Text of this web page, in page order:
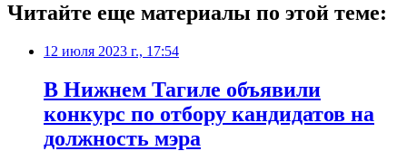
Читайте еще материалы по этой теме:
12 июля 2023 г., 17:54
В Нижнем Тагиле объявили
конкурс по отбору кандидатов на
должность мэра